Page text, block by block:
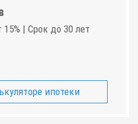
| Срок до 30 лет
ипотеки